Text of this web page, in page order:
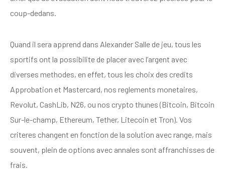
coup-dedans.
Quand il sera apprend dans Alexander Salle de jeu, tous les
sportifs ont la possibilite de placer avec l’argent avec
diverses methodes, en effet, tous les choix des credits
Approbation et Mastercard, nos reglements monetaires,
Revolut, CashLib, N26, ou nos crypto thunes (Bitcoin, Bitcoin
Sur-le-champ, Ethereum, Tether, Litecoin et Tron). Vos
criteres changent en fonction de la solution avec range, mais
souvent, plein de options avec annales sont affranchisses de
frais.